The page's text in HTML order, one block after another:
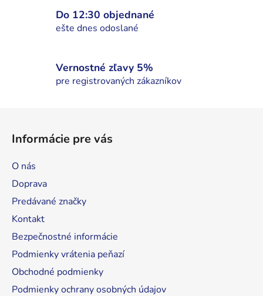
y
v
ý
s
u
Do 12:30 objednané
ešte dnes odoslané
Vernostné zľavy 5%
pre registrovaných zákazníkov
Informácie pre vás
O nás
Doprava
Predávané značky
Kontakt
Bezpečnostné informácie
Podmienky vrátenia peňazí
Obchodné podmienky
Podmienky ochrany osobných údajov